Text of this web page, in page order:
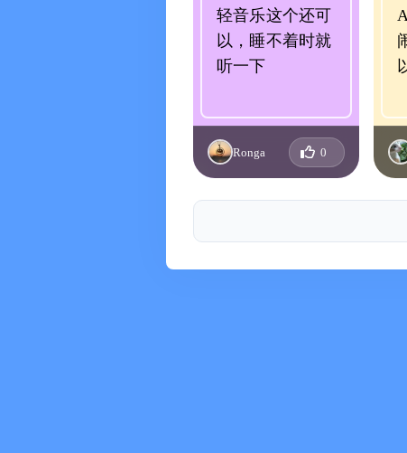
儿童故事 / 宝宝哄睡：适合亲子助眠
【全场景助眠解决方案】覆盖你的每
晚上失眠 / 入睡困难 / 睡不着：通
出差酒店 / 环境嘈杂：通过环境音、
作息紊乱 / 熬夜人群：通过睡眠监测
轻音乐这个还可
以，睡不着时就
听一下
Ronga 0